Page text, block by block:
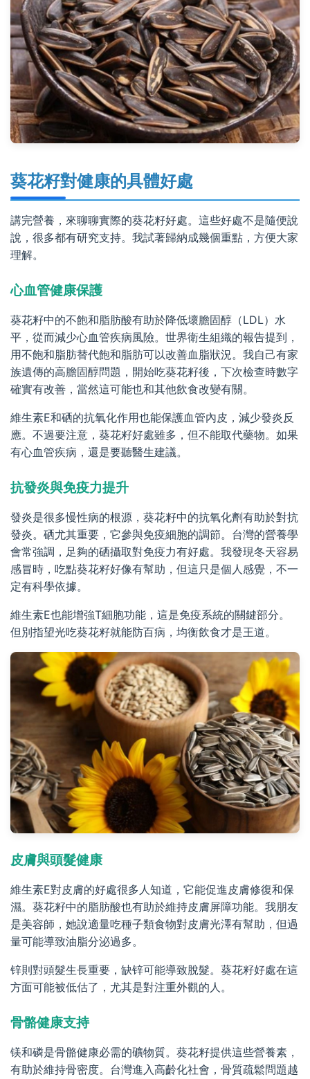
葵花籽對健康的具體好處
講完營養，來聊聊實際的葵花籽好處。這些好處不是隨便說
說，很多都有研究支持。我試著歸納成幾個重點，方便大家
理解。
心血管健康保護
葵花籽中的不飽和脂肪酸有助於降低壞膽固醇（LDL）水
平，從而減少心血管疾病風險。世界衛生組織的報告提到，
用不飽和脂肪替代飽和脂肪可以改善血脂狀況。我自己有家
族遺傳的高膽固醇問題，開始吃葵花籽後，下次檢查時數字
確實有改善，當然這可能也和其他飲食改變有關。
維生素E和硒的抗氧化作用也能保護血管內皮，減少發炎反
應。不過要注意，葵花籽好處雖多，但不能取代藥物。如果
有心血管疾病，還是要聽醫生建議。
抗發炎與免疫力提升
發炎是很多慢性病的根源，葵花籽中的抗氧化劑有助於對抗
發炎。硒尤其重要，它參與免疫細胞的調節。台灣的營養學
會常強調，足夠的硒攝取對免疫力有好處。我發現冬天容易
感冒時，吃點葵花籽好像有幫助，但這只是個人感覺，不一
定有科學依據。
維生素E也能增強T細胞功能，這是免疫系統的關鍵部分。
但別指望光吃葵花籽就能防百病，均衡飲食才是王道。
皮膚與頭髮健康
維生素E對皮膚的好處很多人知道，它能促進皮膚修復和保
濕。葵花籽中的脂肪酸也有助於維持皮膚屏障功能。我朋友
是美容師，她說適量吃種子類食物對皮膚光澤有幫助，但過
量可能導致油脂分泌過多。
锌則對頭髮生長重要，缺锌可能導致脫髮。葵花籽好處在這
方面可能被低估了，尤其是對注重外觀的人。
骨骼健康支持
镁和磷是骨骼健康必需的礦物質。葵花籽提供這些營養素，
有助於維持骨密度。台灣進入高齡化社會，骨質疏鬆問題越